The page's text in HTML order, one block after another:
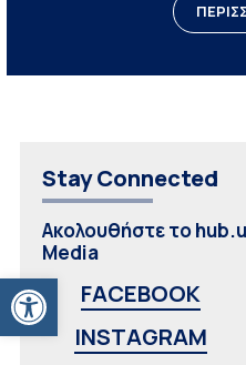
Ανοίξτε τη γραμμή εργαλείων
Stay Connected
Ακολουθήστε το
Media
FACEBOOK
INSTAGRAM